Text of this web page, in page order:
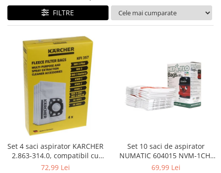
Curatenie si intretinere
Decoratiuni
Hobby-uri creative
Iluminat & Electrice
Jaluzele
Kit-uri automatizari porti si usi
Mobila dormitor
Mobila gradina & terasa
Mobila Living & Dining
Organizare si depozitare
Rafturi
FILTRE
Set 4 saci aspirator KARCHER
2.863-314.0, compatibil cu
WD, KWD, SE
72,99 Lei
Set 10 saci de aspirator
NUMATIC 604015 NVM-1CH,
9L
69,99 Lei